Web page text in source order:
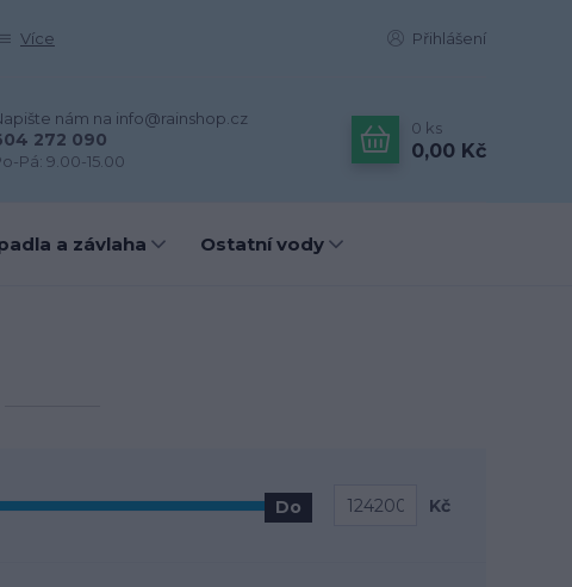
Více Přihlášení
nám na info@rainshop.cz
272 090
Pá: 9.00-15.00
0 ks
0,00 Kč
a závlaha Ostatní vody
Do Kč